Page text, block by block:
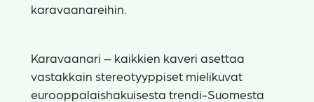
karavaanareihin.
Karavaanari – kaikkien kaveri asettaa
vastakkain stereotyyppiset mielikuvat
eurooppalaishakuisesta trendi-Suomesta